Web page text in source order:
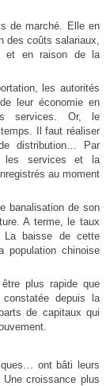
de marché. Elle en
des coûts salariaux,
et en raison de la
les autorités
leur économie en
services. Or, le
Il faut réaliser
distribution… Par
les services et la
au moment
banalisation de son
A terme, le taux
baisse de cette
population chinoise
plus rapide que
depuis la
de capitaux qui
ont bâti leurs
croissance plus